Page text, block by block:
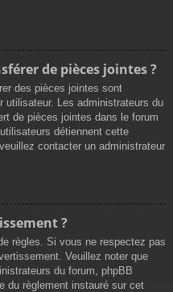
de pièces jointes ?
des pièces jointes sont
utilisateur. Les administrateurs du
de pièces jointes dans le forum
détiennent cette
contacter un administrateur
?
règles. Si vous ne respectez pas
Veuillez noter que
du forum, phpBB
du règlement instauré sur cet